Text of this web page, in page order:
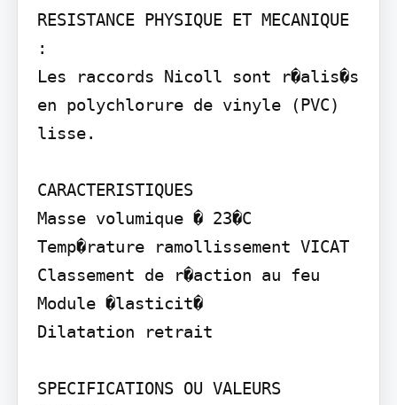
RESISTANCE PHYSIQUE ET MECANIQUE
:
Les raccords Nicoll sont r�alis�s
en polychlorure de vinyle (PVC)
lisse.
CARACTERISTIQUES
Masse volumique � 23�C
Temp�rature ramollissement VICAT
Classement de r�action au feu
Module �lasticit�
Dilatation retrait
SPECIFICATIONS OU VALEURS